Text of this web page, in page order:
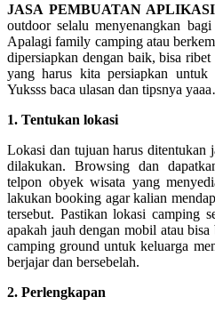
JASA PEMBUATAN
outdoor selalu menyenangkan
Apalagi family camping atau
dipersiapkan dengan baik, bisa
yang harus kita persiapkan untuk
Yuksss baca ulasan dan tipsnya
1. Tentukan lokasi
Lokasi dan tujuan harus ditentukan
dilakukan. Browsing dan
telpon obyek wisata yang
lakukan booking agar kalian
tersebut. Pastikan lokasi camping
apakah jauh dengan mobil atau
camping ground untuk keluarga
berjajar dan bersebelah.
2. Perlengkapan